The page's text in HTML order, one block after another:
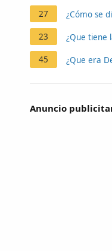
27
¿Cómo se
23 ¿Que tiene
45 ¿Que era
Anuncio